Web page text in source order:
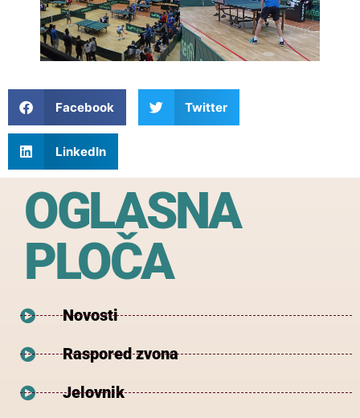
Facebook Twitter
LinkedIn
OGLASNA
PLOČA
Novosti
Raspored zvona
Jelovnik